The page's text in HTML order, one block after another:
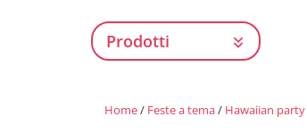
Prodotti
Home/ Feste a tema/ Hawaiian party